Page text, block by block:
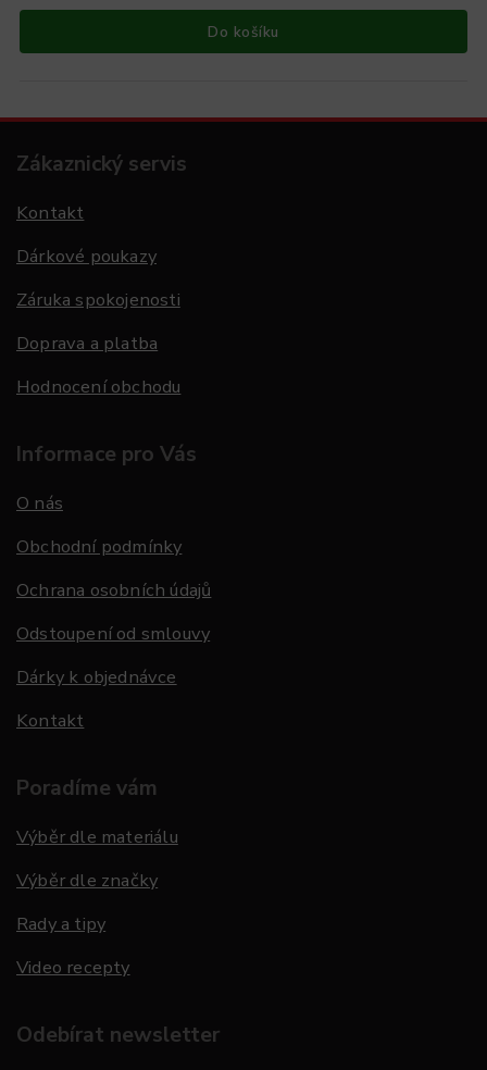
Do košíku
Zákaznický servis
Kontakt
Dárkové poukazy
Záruka spokojenosti
Doprava a platba
Hodnocení obchodu
Informace pro Vás
O nás
Obchodní podmínky
Ochrana osobních údajů
Odstoupení od smlouvy
Dárky k objednávce
Kontakt
Poradíme vám
Výběr dle materiálu
Výběr dle značky
Rady a tipy
Video recepty
Odebírat newsletter